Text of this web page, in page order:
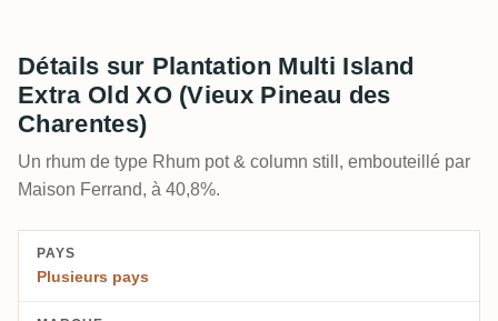
Détails sur Plantation Multi Island
Extra Old XO (Vieux Pineau des
Charentes)
Un rhum de type Rhum pot & column still, embouteillé par
Maison Ferrand, à 40,8%.
PAYS
Plusieurs pays